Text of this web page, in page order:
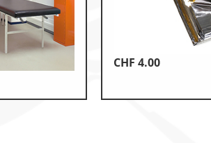
CHF 4.00